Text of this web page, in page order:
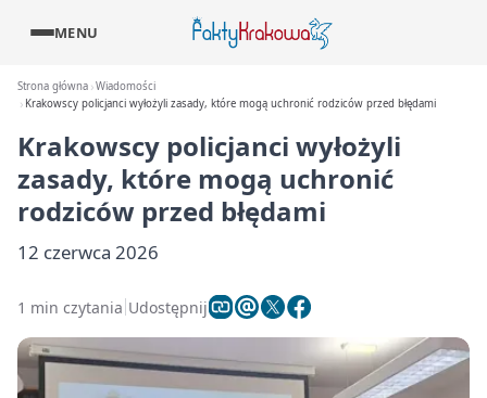
MENU
Strona główna Wiadomości
Krakowscy policjanci wyłożyli zasady, które mogą uchronić rodziców przed błędami
Krakowscy policjanci wyłożyli
zasady, które mogą uchronić
rodziców przed błędami
12 czerwca 2026
1 min czytania Udostępnij